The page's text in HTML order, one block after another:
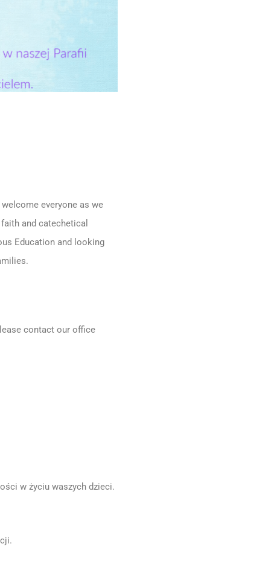
everyone as we
and catechetical
Education and looking
contact our office
w życiu waszych dzieci.